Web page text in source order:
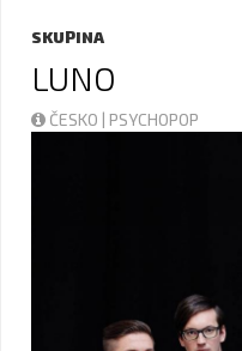
SKUPINA
LUNO
ČESKO | PSYCHOPOP